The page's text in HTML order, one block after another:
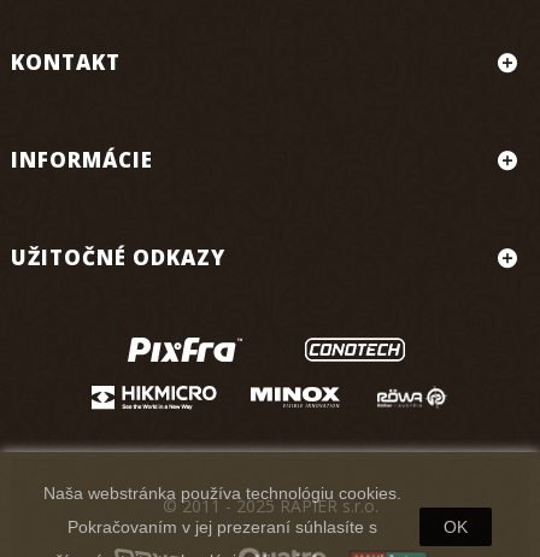
KONTAKT
INFORMÁCIE
UŽITOČNÉ ODKAZY
Naša webstránka používa technológiu cookies.
Pokračovaním v jej prezeraní súhlasíte s
OK
© 2011 - 2025 RAPIER s.r.o.